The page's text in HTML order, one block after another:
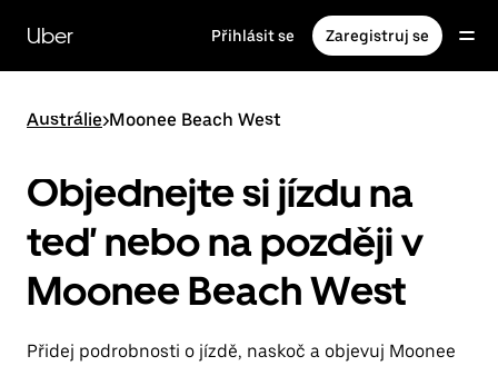
hlavní
obsah
Uber Přihlásit se Zaregistruj se
Austrálie>Moonee Beach West
Objednejte si jízdu na
teď nebo na později v
Moonee Beach West
Přidej podrobnosti o jízdě, naskoč a objevuj Moonee